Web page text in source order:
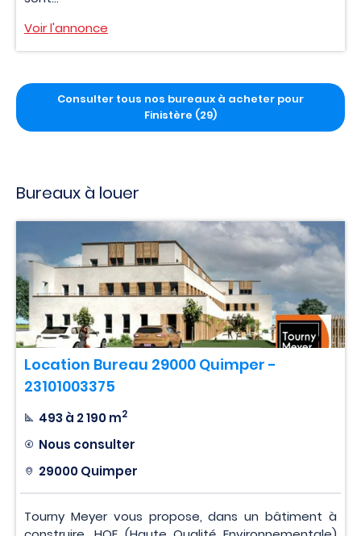
Voir l'annonce
Consulter tous nos bureaux à acheter pour
Finistère (29)
Bureaux à louer
Location Bureau 29000 Quimper -
23101003375
493 à 2 190 m2
Nous consulter
29000 Quimper
Tourny Meyer vous propose, dans un bâtiment à